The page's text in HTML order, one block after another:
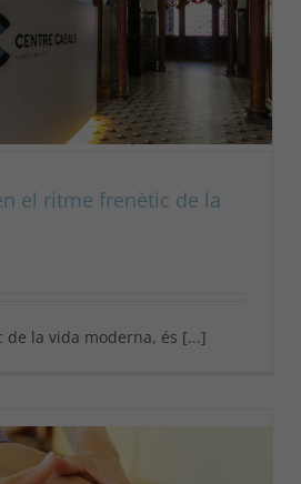
el ritme frenètic de la
la vida moderna, és [...]